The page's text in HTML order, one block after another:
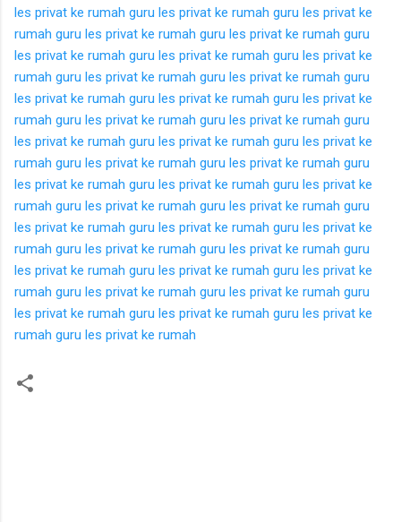
les privat ke rumah guru les privat ke rumah guru les privat ke
rumah guru les privat ke rumah guru les privat ke rumah guru
les privat ke rumah guru les privat ke rumah guru les privat ke
rumah guru les privat ke rumah guru les privat ke rumah guru
les privat ke rumah guru les privat ke rumah guru les privat ke
rumah guru les privat ke rumah guru les privat ke rumah guru
les privat ke rumah guru les privat ke rumah guru les privat ke
rumah guru les privat ke rumah guru les privat ke rumah guru
les privat ke rumah guru les privat ke rumah guru les privat ke
rumah guru les privat ke rumah guru les privat ke rumah guru
les privat ke rumah guru les privat ke rumah guru les privat ke
rumah guru les privat ke rumah guru les privat ke rumah guru
les privat ke rumah guru les privat ke rumah guru les privat ke
rumah guru les privat ke rumah guru les privat ke rumah guru
les privat ke rumah guru les privat ke rumah guru les privat ke
rumah guru les privat ke rumah